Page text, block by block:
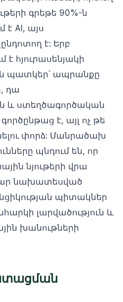
գրեթե 90%-ն
է AI, այս
է: Երբ
է հյուրասենյակի
պատկեր՝ ապրանքը
դա
և ստեղծագործական
է, այլ ոչ թե
փորձ: Մանրածախ
պնդում են, որ
նյութերի վրա
նախատեսված
պիտակներ
լարվածություն և
խանութների